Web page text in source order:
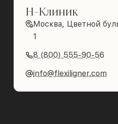
Н-Клиник
Москва, Цветной
1
8 (800) 555-90-56
info@flexiligner.com